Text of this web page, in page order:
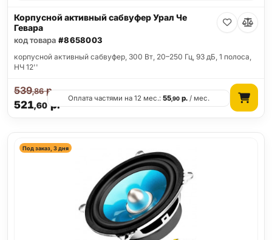
Корпусной активный сабвуфер Урал Че
Гевара
код товара #8658003
корпусной активный сабвуфер, 300 Вт, 20–250 Гц, 93 дБ, 1 полоса,
НЧ 12''
521,60р.
539,86р.
Оплата частями на 12 мес.:55,90 р. / мес.
Под заказ, 3 дня